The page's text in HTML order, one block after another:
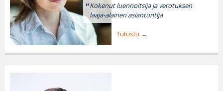
Kokenut luennoitsija ja verotuksen
laaja-alainen asiantuntija
Tutustu